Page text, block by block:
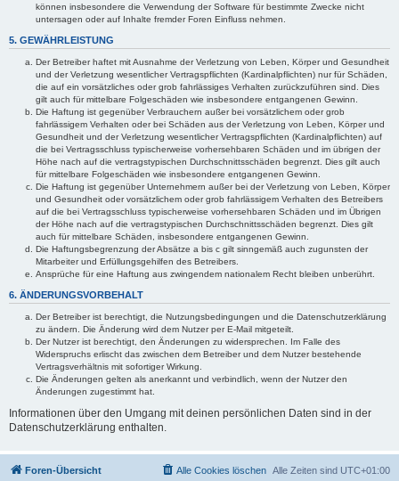
können insbesondere die Verwendung der Software für bestimmte Zwecke nicht
untersagen oder auf Inhalte fremder Foren Einfluss nehmen.
5. GEWÄHRLEISTUNG
Der Betreiber haftet mit Ausnahme der Verletzung von Leben, Körper und Gesundheit
und der Verletzung wesentlicher Vertragspflichten (Kardinalpflichten) nur für Schäden,
die auf ein vorsätzliches oder grob fahrlässiges Verhalten zurückzuführen sind. Dies
gilt auch für mittelbare Folgeschäden wie insbesondere entgangenen Gewinn.
Die Haftung ist gegenüber Verbrauchern außer bei vorsätzlichem oder grob
fahrlässigem Verhalten oder bei Schäden aus der Verletzung von Leben, Körper und
Gesundheit und der Verletzung wesentlicher Vertragspflichten (Kardinalpflichten) auf
die bei Vertragsschluss typischerweise vorhersehbaren Schäden und im übrigen der
Höhe nach auf die vertragstypischen Durchschnittsschäden begrenzt. Dies gilt auch
für mittelbare Folgeschäden wie insbesondere entgangenen Gewinn.
Die Haftung ist gegenüber Unternehmern außer bei der Verletzung von Leben, Körper
und Gesundheit oder vorsätzlichem oder grob fahrlässigem Verhalten des Betreibers
auf die bei Vertragsschluss typischerweise vorhersehbaren Schäden und im Übrigen
der Höhe nach auf die vertragstypischen Durchschnittsschäden begrenzt. Dies gilt
auch für mittelbare Schäden, insbesondere entgangenen Gewinn.
Die Haftungsbegrenzung der Absätze a bis c gilt sinngemäß auch zugunsten der
Mitarbeiter und Erfüllungsgehilfen des Betreibers.
Ansprüche für eine Haftung aus zwingendem nationalem Recht bleiben unberührt.
6. ÄNDERUNGSVORBEHALT
Der Betreiber ist berechtigt, die Nutzungsbedingungen und die Datenschutzerklärung
zu ändern. Die Änderung wird dem Nutzer per E-Mail mitgeteilt.
Der Nutzer ist berechtigt, den Änderungen zu widersprechen. Im Falle des
Widerspruchs erlischt das zwischen dem Betreiber und dem Nutzer bestehende
Vertragsverhältnis mit sofortiger Wirkung.
Die Änderungen gelten als anerkannt und verbindlich, wenn der Nutzer den
Änderungen zugestimmt hat.
Informationen über den Umgang mit deinen persönlichen Daten sind in der
Datenschutzerklärung enthalten.
Foren-Übersicht Alle Zeiten sind UTC+01:00
Alle Cookies löschen